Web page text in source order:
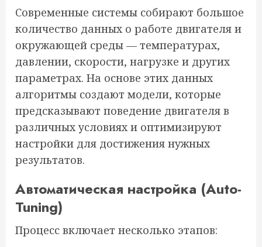
Современные системы собирают большое
количество данных о работе двигателя и
окружающей среды — температурах,
давлении, скорости, нагрузке и других
параметрах. На основе этих данных
алгоритмы создают модели, которые
предсказывают поведение двигателя в
различных условиях и оптимизируют
настройки для достижения нужных
результатов.
Автоматическая настройка (Auto-
Tuning)
Процесс включает несколько этапов: